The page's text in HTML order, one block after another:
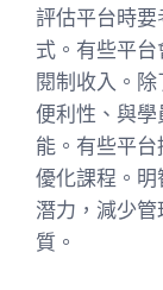
評估平台時
式。有些平
閱制收入。
便利性、與
能。有些平
優化課程。
潛力，減少
質。